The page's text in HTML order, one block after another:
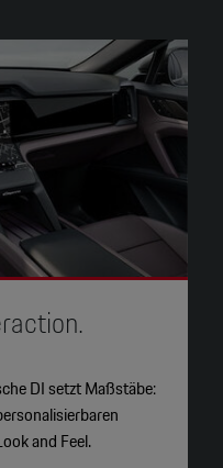
DI setzt Maßstäbe:
and Feel.